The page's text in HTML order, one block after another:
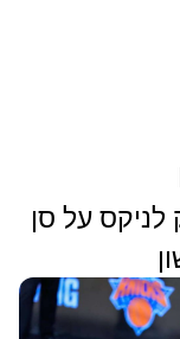
לניקס על סן